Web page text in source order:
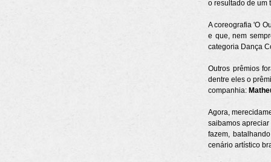
o resultado de um
A coreografia 'O
e que, nem
categoria Dança
Outros prêmios
dentre eles o
companhia:
Agora,
saibamos apreciar
fazem,
cenário artístico